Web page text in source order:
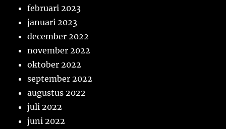
februari 2023
januari 2023
december 2022
november 2022
oktober 2022
september 2022
augustus 2022
juli 2022
juni 2022